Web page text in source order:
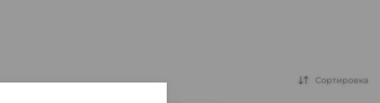
Сортировка